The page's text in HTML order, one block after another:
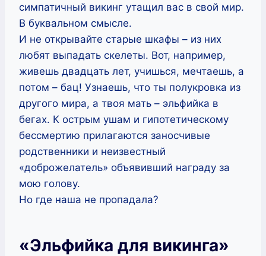
симпатичный викинг утащил вас в свой мир.
В буквальном смысле.
И не открывайте старые шкафы – из них
любят выпадать скелеты. Вот, например,
живешь двадцать лет, учишься, мечтаешь, а
потом – бац! Узнаешь, что ты полукровка из
другого мира, а твоя мать – эльфийка в
бегах. К острым ушам и гипотетическому
бессмертию прилагаются заносчивые
родственники и неизвестный
«доброжелатель» объявивший награду за
мою голову.
Но где наша не пропадала?
«Эльфийка для викинга»